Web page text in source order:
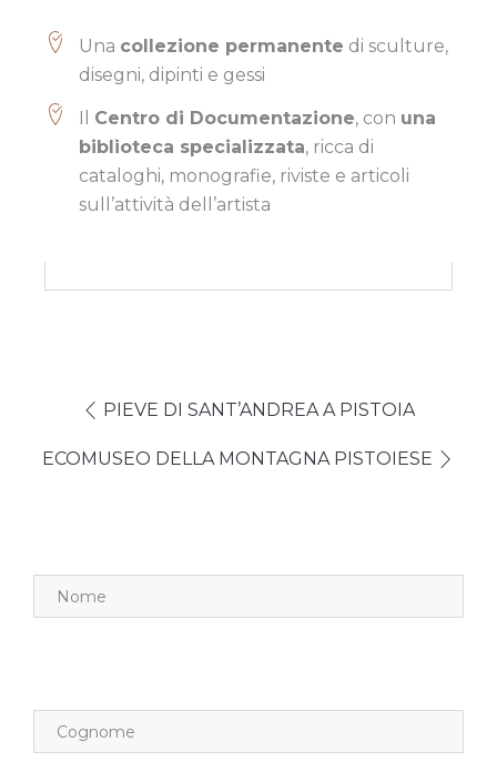
Una collezione permanente di sculture,
disegni, dipinti e gessi
Il Centro di Documentazione, con una
biblioteca specializzata, ricca di
cataloghi, monografie, riviste e articoli
sull’attività dell’artista
PIEVE DI SANT’ANDREA A PISTOIA
ECOMUSEO DELLA MONTAGNA PISTOIESE